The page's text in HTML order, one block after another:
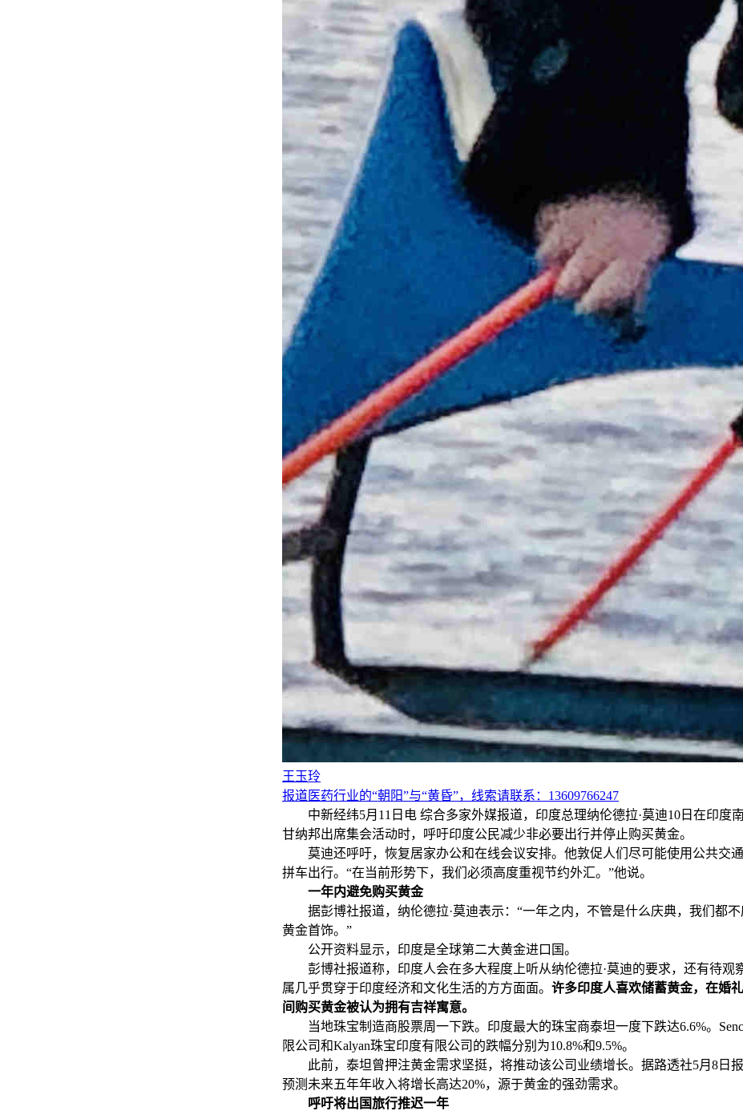
王玉玲
报道医药行业的“朝阳”与“黄昏”，线索请联系：13609766247
中新经纬5月11日电 综合多家外媒报道，印度总理纳伦德拉·莫迪10日在印度
甘纳邦出席集会活动时，呼吁印度公民减少非必要出行并停止购买黄金。
莫迪还呼吁，恢复居家办公和在线会议安排。他敦促人们尽可能使用公共交
拼车出行。“在当前形势下，我们必须高度重视节约外汇。”他说。
一年内避免购买黄金
据彭博社报道，纳伦德拉·莫迪表示：“一年之内，不管是什么庆典，我们都不
黄金首饰。”
公开资料显示，印度是全球第二大黄金进口国。
彭博社报道称，印度人会在多大程度上听从纳伦德拉·莫迪的要求，还有待观
属几乎贯穿于印度经济和文化生活的方方面面。 许多印度人喜欢储蓄黄金，在婚
间购买黄金被认为拥有吉祥寓意。
当地珠宝制造商股票周一下跌。印度最大的珠宝商泰坦一度下跌达6.6%。
限公司和Kalyan珠宝印度有限公司的跌幅分别为10.8%和9.5%。
此前，泰坦曾押注黄金需求坚挺，将推动该公司业绩增长。据路透社5月8日
预测未来五年年收入将增长高达20%，源于黄金的强劲需求。
呼吁将出国旅行推迟一年